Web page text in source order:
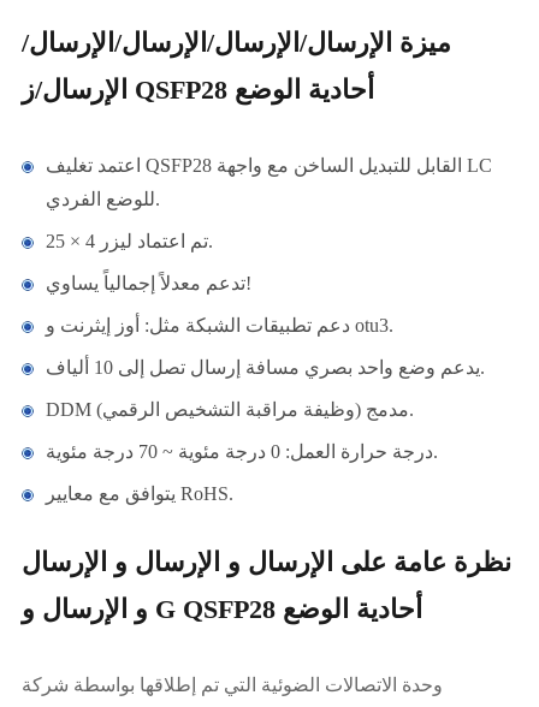
ميزة الإرسال/الإرسال/الإرسال/الإرسال/
الإرسال/ز QSFP28 أحادية الوضع
اعتمد تغليف QSFP28 القابل للتبديل الساخن مع واجهة LC
للوضع الفردي.
تم اعتماد ليزر 4 × 25.
تدعم معدلاً إجمالياً يساوي!
دعم تطبيقات الشبكة مثل: أوز إيثرنت و otu3.
يدعم وضع واحد بصري مسافة إرسال تصل إلى 10 ألياف.
DDM مدمج (وظيفة مراقبة التشخيص الرقمي).
درجة حرارة العمل: 0 درجة مئوية ~ 70 درجة مئوية.
يتوافق مع معايير RoHS.
نظرة عامة على الإرسال و الإرسال و الإرسال
و الإرسال و G QSFP28 أحادية الوضع
وحدة الاتصالات الضوئية التي تم إطلاقها بواسطة شركة